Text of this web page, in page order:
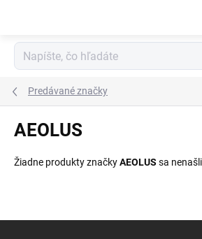
Predávané značky
AEOLUS
Žiadne produkty značkyAEOLUS sa